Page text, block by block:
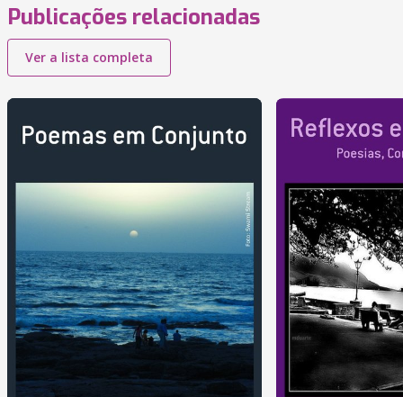
Publicações relacionadas
Ver a lista completa